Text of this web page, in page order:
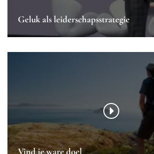
Geluk als leiderschapsstrategie
Vind je ware doel